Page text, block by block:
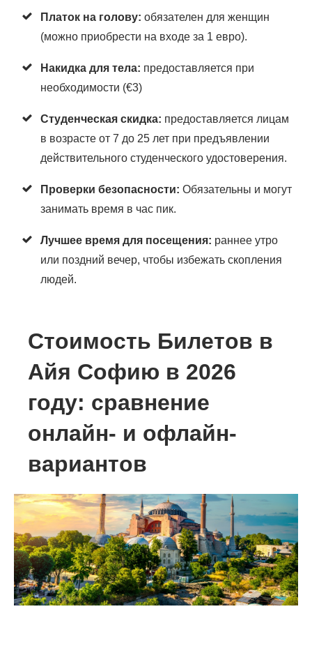
Платок на голову: обязателен для женщин
(можно приобрести на входе за 1 евро).
Накидка для тела: предоставляется при
необходимости (€3)
Студенческая скидка: предоставляется лицам
в возрасте от 7 до 25 лет при предъявлении
действительного студенческого удостоверения.
Проверки безопасности: Обязательны и могут
занимать время в час пик.
Лучшее время для посещения: раннее утро
или поздний вечер, чтобы избежать скопления
людей.
Стоимость Билетов в
Айя Софию в 2026
году: сравнение
онлайн- и офлайн-
вариантов